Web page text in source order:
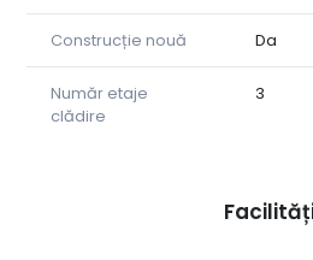
✅ Comision 0% pentru chiriaș!
📞 Pentru detalii și programarea
Construcție nouă Da
Număr etaje
clădire
3